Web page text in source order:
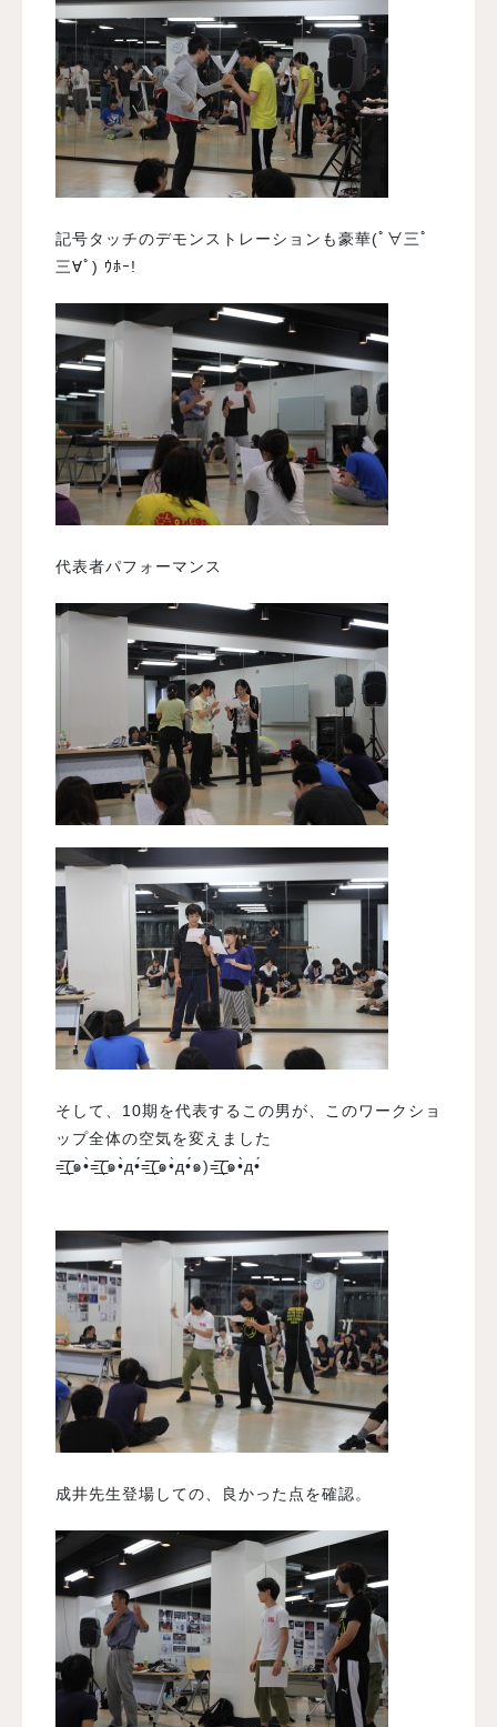
記号タッチのデモンストレーションも豪華(ﾟ∀三ﾟ
三∀ﾟ) ｳﾎｰ!
代表者パフォーマンス
そして、10期を代表するこの男が、このワークショ
ップ全体の空気を変えました
=͟͟͞͞(๑•̀=͟͟͞͞(๑•̀д•́=͟͟͞͞(๑•̀д•́๑)=͟͟͞͞(๑•̀д•́
成井先生登場しての、良かった点を確認。